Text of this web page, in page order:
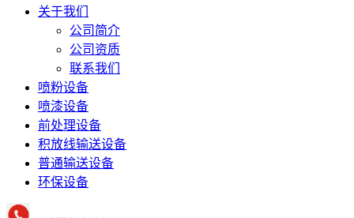
关于我们
公司简介
公司资质
联系我们
喷粉设备
喷漆设备
前处理设备
积放线输送设备
普通输送设备
环保设备